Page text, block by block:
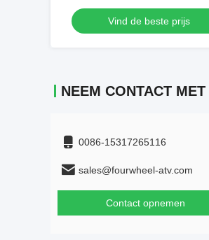
achteruitdraaien 32 graden naar
beneden
Vind de beste prijs
0086-15317265116
sales@fourwheel-atv.com
Contact opnemen